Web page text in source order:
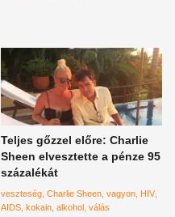
Teljes gőzzel előre: Charlie
Sheen elvesztette a pénze 95
százalékát
veszteség Charlie Sheen vagyon HIV
AIDS kokain alkohol válás